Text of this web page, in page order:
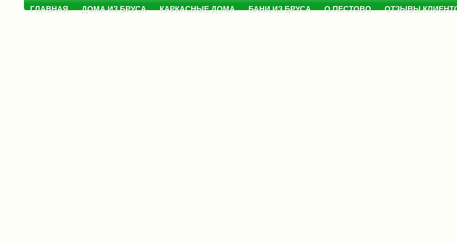
ГЛАВНАЯ
ДОМА ИЗ БРУСА КАРКАСНЫЕ ДОМА БАНИ ИЗ БРУСА О ПЕСТОВО ОТЗЫВЫ